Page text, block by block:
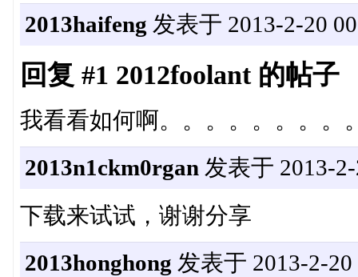
2013haifeng 发表于 2013-2-20
回复 #1 2012foolant 的帖子
我看看如何啊。。。。。。。。
2013n1ckm0rgan发表于 2013-2-
下载来试试，谢谢分享
2013honghong 发表于 2013-2-20